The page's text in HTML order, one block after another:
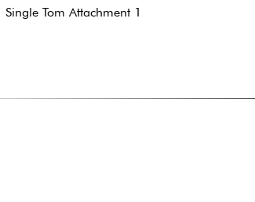
Single Tom Attachment 1